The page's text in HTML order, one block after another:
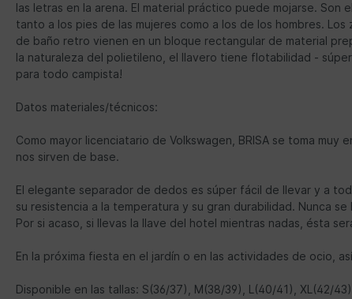
las letras en la arena. El material práctico puede mojarse.
tanto a los pies de las mujeres como a los de los hombres.
de baño retro vienen en un bloque rectangular de material
la naturaleza del polietileno, el llavero tiene flotabilidad -
para todo campista!
Datos materiales/técnicos:
Como mayor licenciatario de Volkswagen, BRISA se toma
nos sirven de base.
El elegante separador de dedos es súper fácil de llevar y a
su resistencia a la temperatura y su gran durabilidad. Nunca
Por si acaso, si llevas la llave del hotel mientras nadas, ésta
En la próxima fiesta en el jardín o en las actividades de ocio,
Disponible en las tallas: S(36/37), M(38/39), L(40/41), XL(42/